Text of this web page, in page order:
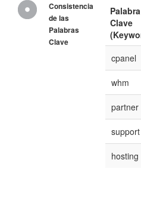
Consistencia
de las
Palabras
Clave
Palabra
Clave
cpanel
whm
partner
support
hosting